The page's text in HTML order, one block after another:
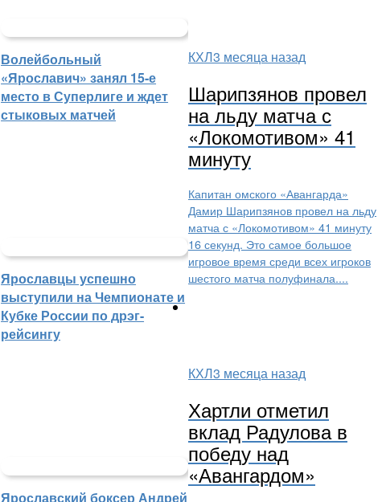
Волейбольный
«Ярославич» занял 15-е
место в Суперлиге и ждет
стыковых матчей
Ярославцы успешно
выступили на Чемпионате и
Кубке России по дрэг-
рейсингу
Ярославский боксер Андрей
КХЛ3 месяца назад
Шарипзянов провел
на льду матча с
«Локомотивом» 41
минуту
Капитан омского «Авангарда»
Дамир Шарипзянов провел на льду
матча с «Локомотивом» 41 минуту
16 секунд. Это самое большое
игровое время среди всех игроков
шестого матча полуфинала....
КХЛ3 месяца назад
Хартли отметил
вклад Радулова в
победу над
«Авангардом»